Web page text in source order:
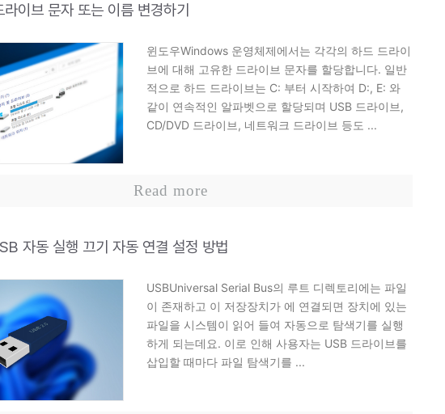
이브 문자 또는 이름 변경하기
윈도우Windows 운영체제에서는 각각의 하드 드라이
브에 대해 고유한 드라이브 문자를 할당합니다. 일반
적으로 하드 드라이브는 C: 부터 시작하여 D:, E: 와
같이 연속적인 알파벳으로 할당되며 USB 드라이브,
CD/DVD 드라이브, 네트워크 드라이브 등도 ...
Read more
자동 실행 끄기 자동 연결 설정 방법
USBUniversal Serial Bus의 루트 디렉토리에는 파일
이 존재하고 이 저장장치가 에 연결되면 장치에 있는
파일을 시스템이 읽어 들여 자동으로 탐색기를 실행
하게 되는데요. 이로 인해 사용자는 USB 드라이브를
삽입할 때마다 파일 탐색기를 ...